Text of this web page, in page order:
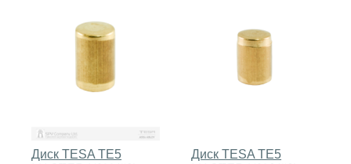
Диск TESA TE5
Диск TESA TE5